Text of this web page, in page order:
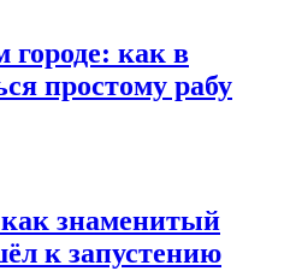
как в
простому рабу
знаменитый
к запустению